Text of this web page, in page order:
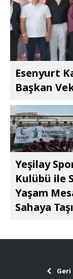
Esenyurt
Başkan
Yeşilay
Kulübü ile
Yaşam
Sahaya
Geri